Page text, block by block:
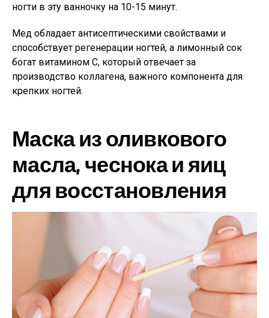
ногти в эту ванночку на 10-15 минут.
Мед обладает антисептическими свойствами и
способствует регенерации ногтей, а лимонный сок
богат витамином C, который отвечает за
производство коллагена, важного компонента для
крепких ногтей.
Маска из оливкового
масла, чеснока и яиц
для восстановления